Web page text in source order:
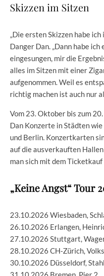
Skizzen im Sitzen
„Die ersten Skizzen habe ich
Danger Dan. „Dann habe
eingesungen, mir die
alles im Sitzen mit einer
aufgenommen. Weil es
richtig machen ist auch nur
Vom 23. Oktober bis zum
Dan Konzerte in Städten
und Berlin. Konzertkarten
auf die ausverkauften
man sich mit dem
„Keine Angst“ Tour
23.10.2026 Wiesbaden,
26.10.2026 Erlangen,
27.10.2026 Stuttgart,
28.10.2026 CH-Zürich,
30.10.2026 Düsseldorf,